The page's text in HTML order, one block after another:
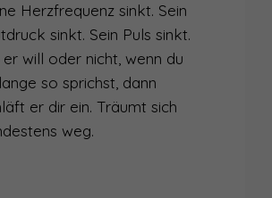
Herzfrequenz sinkt. Sein
sinkt. Sein Puls sinkt.
er will oder nicht, wenn du
so sprichst, dann
er dir ein. Träumt sich
weg.